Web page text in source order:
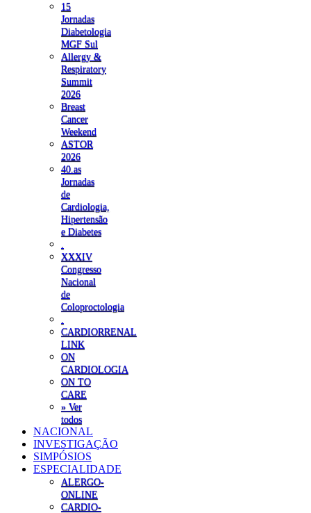
15
Jornadas
Diabetologia
MGF Sul
Allergy &
Respiratory
Summit
2026
Breast
Cancer
Weekend
ASTOR
2026
40.as
Jornadas
de
Cardiologia,
Hipertensão
e Diabetes
XXXIV
Congresso
Nacional
de
Coloproctologia
CARDIORRENAL
LINK
ON
CARDIOLOGIA
ON TO
CARE
» Ver
todos
NACIONAL
INVESTIGAÇÃO
SIMPÓSIOS
ESPECIALIDADE
ALERGO-
ONLINE
CARDIO-